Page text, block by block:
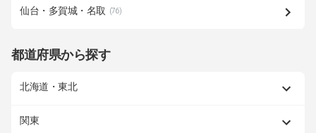
仙台・多賀城・名取 (76)
都道府県から探す
北海道・東北
関東